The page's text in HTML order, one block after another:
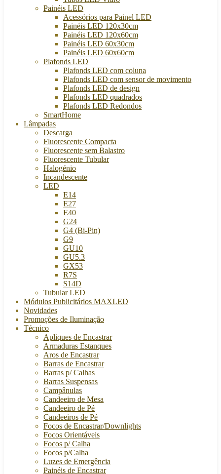
Painéis LED
Acessórios para Painel LED
Painéis LED 120x30cm
Painéis LED 120x60cm
Painéis LED 60x30cm
Painéis LED 60x60cm
Plafonds LED
Plafonds LED com coluna
Plafonds LED com sensor de movimento
Plafonds LED de design
Plafonds LED quadrados
Plafonds LED Redondos
SmartHome
Lâmpadas
Descarga
Fluorescente Compacta
Fluorescente sem Balastro
Fluorescente Tubular
Halogénio
Incandescente
LED
E14
E27
E40
G24
G4 (Bi-Pin)
G9
GU10
GU5.3
GX53
R7S
S14D
Tubular LED
Módulos Publicitários MAXLED
Novidades
Promoções de Iluminação
Técnico
Apliques de Encastrar
Armaduras Estanques
Aros de Encastrar
Barras de Encastrar
Barras p/ Calhas
Barras Suspensas
Campânulas
Candeeiro de Mesa
Candeeiro de Pé
Candeeiros de Pé
Focos de Encastrar/Downlights
Focos Orientáveis
Focos p/ Calha
Focos p/Calha
Luzes de Emergência
Painéis de Encastrar